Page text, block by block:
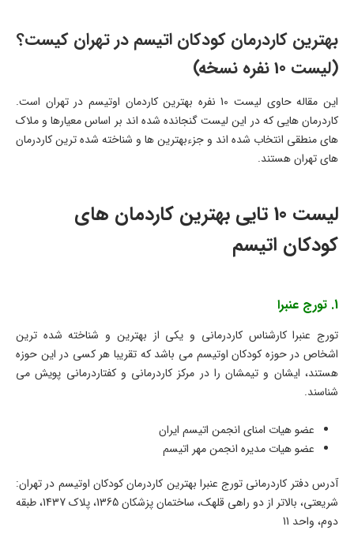
بهترین کاردرمان کودکان اتیسم در تهران کیست؟
(لیست 10 نفره نسخه)
این مقاله حاوی لیست 10 نفره بهترین کاردمان اوتیسم در تهران است.
کاردرمان هایی که در این لیست گنجانده شده اند بر اساس معیارها و ملاک
های منطقی انتخاب شده اند و جزءبهترین ها و شناخته شده ترین کاردرمان
های تهران هستند.
لیست 10 تایی بهترین کاردمان های
کودکان اتیسم
1. تورج عنبرا
تورج عنبرا کارشناس کاردرمانی و یکی از بهترین و شناخته شده ترین
اشخاص در حوزه کودکان اوتیسم می باشد که تقریبا هر کسی در این حوزه
هستند، ایشان و تیمشان را در مرکز کاردرمانی و کفتاردرمانی پویش می
شناسند.
عضو هیات امنای انجمن اتیسم ایران
عضو هیات مدیره انجمن مهر اتیسم
آدرس دفتر کاردرمانی تورج عنبرا بهترین کاردرمان کودکان اوتیسم در تهران:
شریعتی، بالاتر از دو راهی قلهک، ساختمان پزشکان 1365، پلاک 1437، طبقه
دوم، واحد 11